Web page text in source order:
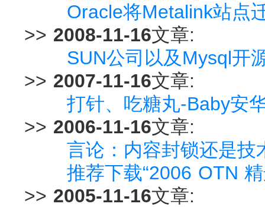
Oracle将Metalink站点
>> 2008-11-16文章:
SUN公司以及Mysql开
>> 2007-11-16文章:
打针、吃糖丸-Baby安
>> 2006-11-16文章:
言论：内容封锁还是技
推荐下载“2006 OTN
>> 2005-11-16文章: